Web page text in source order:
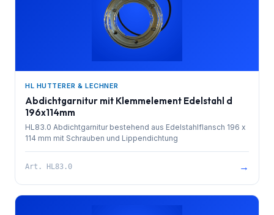
HL HUTTERER & LECHNER
Abdichtgarnitur mit Klemmelement Edelstahl d
196x114mm
HL83.0 Abdichtgarnitur bestehend aus Edelstahlflansch 196 x
114 mm mit Schrauben und Lippendichtung
Art. HL83.0 →